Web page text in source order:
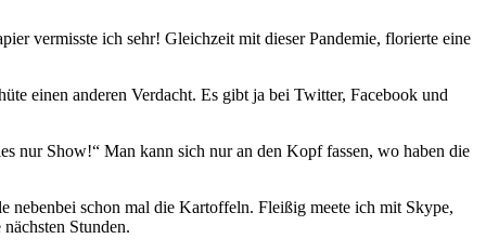
vermisste ich sehr! Gleichzeit mit dieser Pandemie, florierte eine
einen anderen Verdacht. Es gibt ja bei Twitter, Facebook und
nur Show!“ Man kann sich nur an den Kopf fassen, wo haben die
nebenbei schon mal die Kartoffeln. Fleißig meete ich mit Skype,
Stunden.